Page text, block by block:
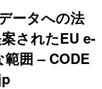
ータへの法
されたEU e-
囲 – CODE